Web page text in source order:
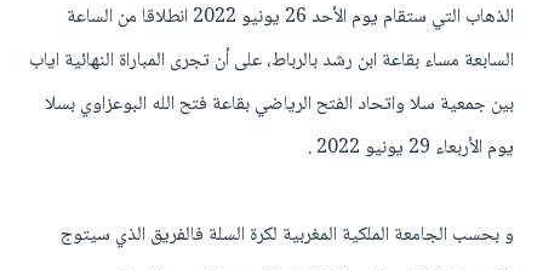
الذهاب التي ستقام يوم الأحد 26 يونيو 2022 انطلاقا من الساعة
السابعة مساء بقاعة ابن رشد بالرباط، على أن تجرى المباراة النهائية اياب
بين جمعية سلا واتحاد الفتح الرياضي بقاعة فتح الله البوعزاوي بسلا
يوم الأربعاء 29 يونيو 2022 .
و بحسب الجامعة الملكية المغربية لكرة السلة فالفريق الذي سيتوج